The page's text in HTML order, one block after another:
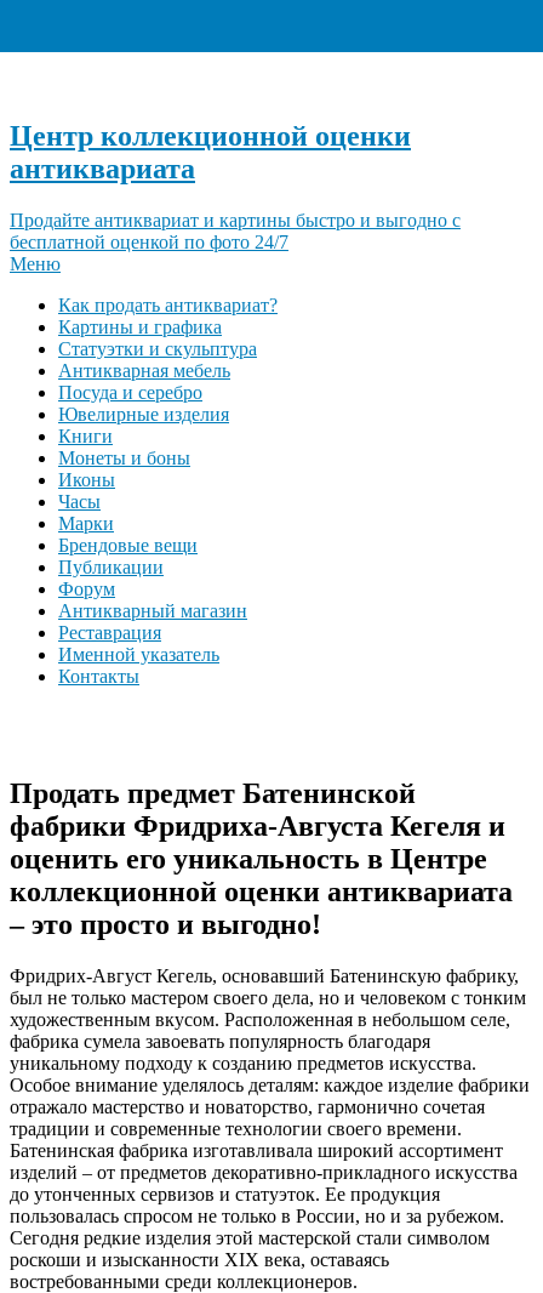
Центр коллекционной оценки
антиквариата
Продайте антиквариат и картины быстро и выгодно с
бесплатной оценкой по фото 24/7
Меню
Как продать антиквариат?
Картины и графика
Статуэтки и скульптура
Антикварная мебель
Посуда и серебро
Ювелирные изделия
Книги
Монеты и боны
Иконы
Часы
Марки
Брендовые вещи
Публикации
Форум
Антикварный магазин
Реставрация
Именной указатель
Контакты
Продать предмет Батенинской
фабрики Фридриха-Августа Кегеля и
оценить его уникальность в Центре
коллекционной оценки антиквариата
– это просто и выгодно!
Фридрих-Август Кегель, основавший Батенинскую фабрику,
был не только мастером своего дела, но и человеком с тонким
художественным вкусом. Расположенная в небольшом селе,
фабрика сумела завоевать популярность благодаря
уникальному подходу к созданию предметов искусства.
Особое внимание уделялось деталям: каждое изделие фабрики
отражало мастерство и новаторство, гармонично сочетая
традиции и современные технологии своего времени.
Батенинская фабрика изготавливала широкий ассортимент
изделий – от предметов декоративно-прикладного искусства
до утонченных сервизов и статуэток. Ее продукция
пользовалась спросом не только в России, но и за рубежом.
Сегодня редкие изделия этой мастерской стали символом
роскоши и изысканности XIX века, оставаясь
востребованными среди коллекционеров.